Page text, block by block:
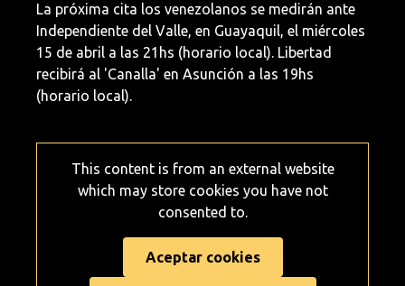
La próxima cita los venezolanos se medirán ante
Independiente del Valle, en Guayaquil, el miércoles
15 de abril a las 21hs (horario local). Libertad
recibirá al 'Canalla' en Asunción a las 19hs
(horario local).
This content is from an external website
which may store cookies you have not
consented to.
Aceptar cookies